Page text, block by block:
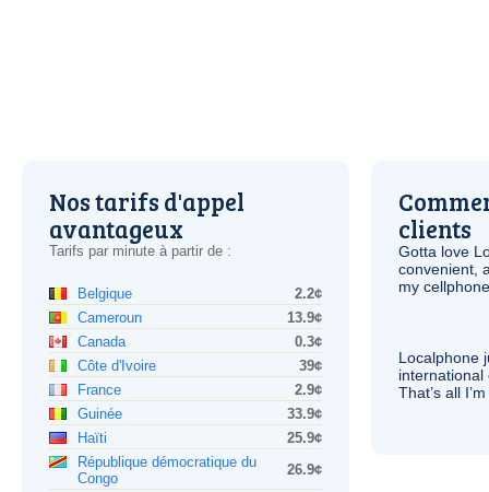
Nos tarifs d'appel
avantageux
Tarifs par minute à partir de :
Belgique
2.2¢
Cameroun
13.9¢
Canada
0.3¢
Côte d'Ivoire
39¢
France
2.9¢
Guinée
33.9¢
Haïti
25.9¢
République démocratique du
Congo
26.9¢
clients
Gotta love
convenient,
my
Localphone
international
That’s all